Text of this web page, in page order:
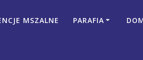
MSZALNE PARAFIA